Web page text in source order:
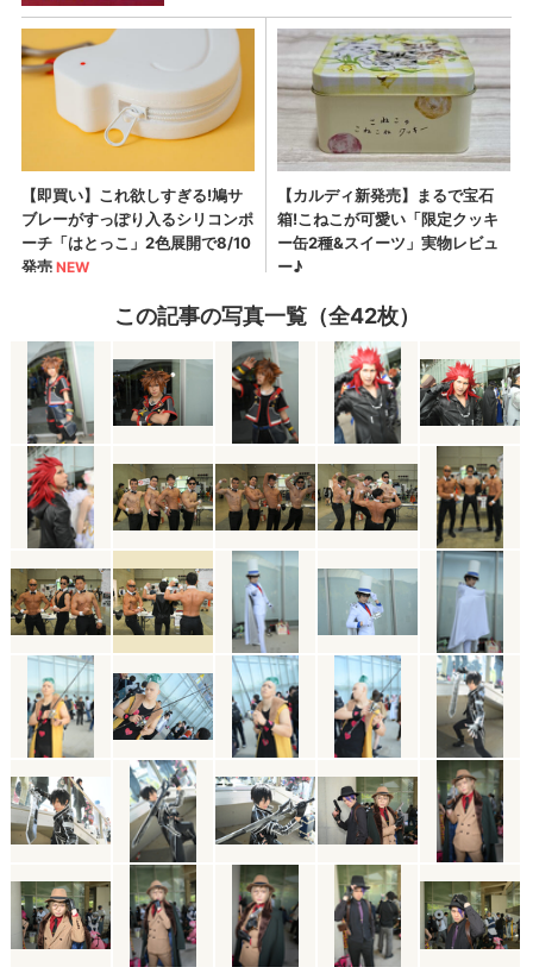
この記事の写真一覧（全42枚）